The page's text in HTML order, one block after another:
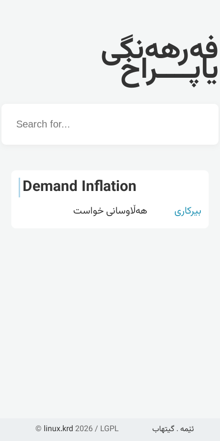
فەرهەنگی
یاپــــراخ
Word
Demand Inflation
بیرکاری هەڵاوسانی خواست
© linux.krd 2026 / LGPL ئێمە . گیتهاب